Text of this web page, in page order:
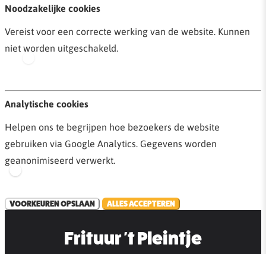
Noodzakelijke cookies
Vereist voor een correcte werking van de website. Kunnen
niet worden uitgeschakeld.
Analytische cookies
Helpen ons te begrijpen hoe bezoekers de website
gebruiken via Google Analytics. Gegevens worden
geanonimiseerd verwerkt.
VOORKEUREN OPSLAAN ALLES ACCEPTEREN
Frituur 't Pleintje